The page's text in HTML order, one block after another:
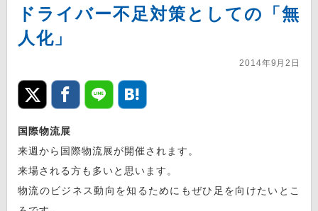
ドライバー不足対策としての「無
人化」
2014年9月2日
国際物流展
来週から国際物流展が開催されます。
来場される方も多いと思います。
物流のビジネス動向を知るためにもぜひ足を向けたいとこ